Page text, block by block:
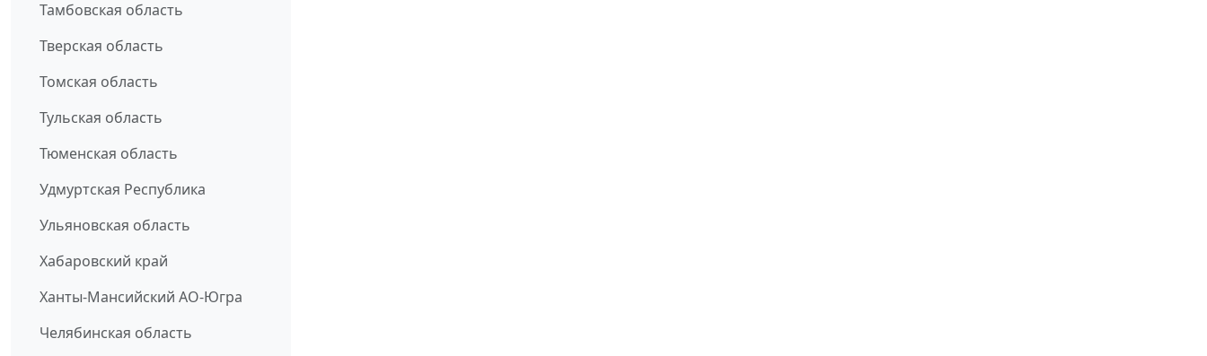
Тамбовская область
Тверская область
Томская область
Тульская область
Тюменская область
Удмуртская Республика
Ульяновская область
Хабаровский край
Ханты-Мансийский АО-Югра
Челябинская область